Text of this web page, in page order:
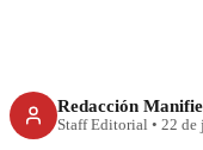
Redacción
Staff Editorial • 22 de